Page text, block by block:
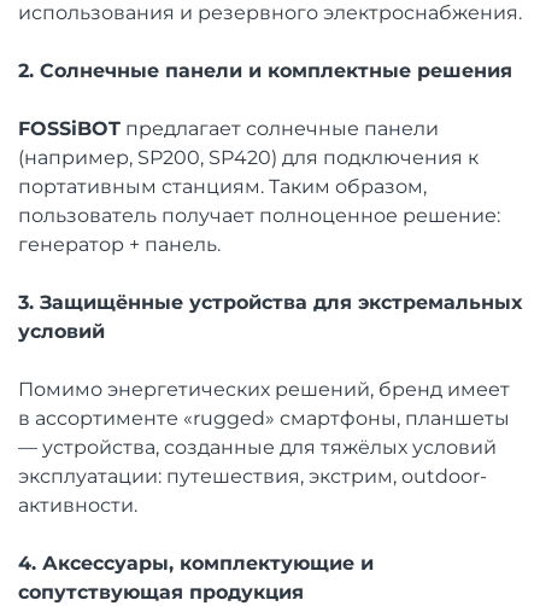
использования и резервного электроснабжения.
2. Солнечные панели и комплектные решения
FOSSiBOT предлагает солнечные панели
(например, SP200, SP420) для подключения к
портативным станциям. Таким образом,
пользователь получает полноценное решение:
генератор + панель.
3. Защищённые устройства для экстремальных
условий
Помимо энергетических решений, бренд имеет
в ассортименте «rugged» смартфоны, планшеты
— устройства, созданные для тяжёлых условий
эксплуатации: путешествия, экстрим, outdoor-
активности.
4. Аксессуары, комплектующие и
сопутствующая продукция